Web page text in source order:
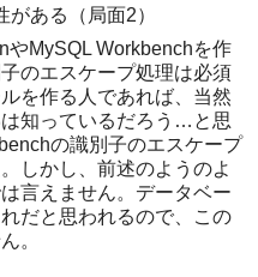
ある（局面2）
やMySQL Workbenchを作
のエスケープ処理は必須
を作る人であれば、当然
知っているだろう…と思
の識別子のエスケープ
しかし、前述のようのよ
言えません。データベー
だと思われるので、この
。